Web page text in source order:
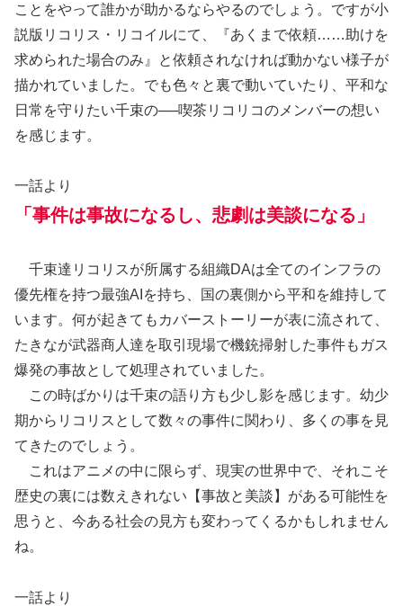
ことをやって誰かが助かるならやるのでしょう。ですが小
説版リコリス・リコイルにて、『あくまで依頼……助けを
求められた場合のみ』と依頼されなければ動かない様子が
描かれていました。でも色々と裏で動いていたり、平和な
日常を守りたい千束の──喫茶リコリコのメンバーの想い
を感じます。
一話より
「事件は事故になるし、悲劇は美談になる」
千束達リコリスが所属する組織DAは全てのインフラの
優先権を持つ最強AIを持ち、国の裏側から平和を維持して
います。何が起きてもカバーストーリーが表に流されて、
たきなが武器商人達を取引現場で機銃掃射した事件もガス
爆発の事故として処理されていました。
この時ばかりは千束の語り方も少し影を感じます。幼少
期からリコリスとして数々の事件に関わり、多くの事を見
てきたのでしょう。
これはアニメの中に限らず、現実の世界中で、それこそ
歴史の裏には数えきれない【事故と美談】がある可能性を
思うと、今ある社会の見方も変わってくるかもしれません
ね。
一話より